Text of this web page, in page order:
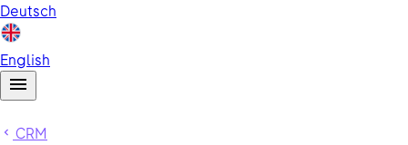
Deutsch
English
CRM